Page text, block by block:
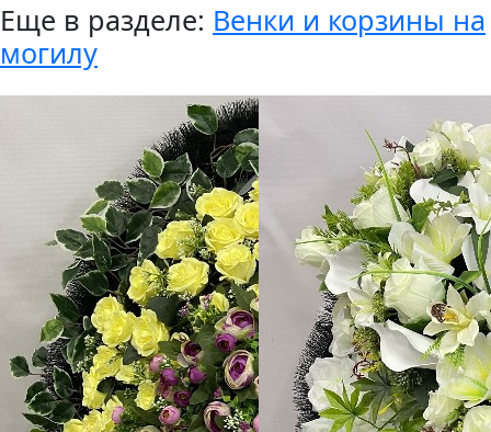
Еще в разделе: Венки и корзины на
могилу